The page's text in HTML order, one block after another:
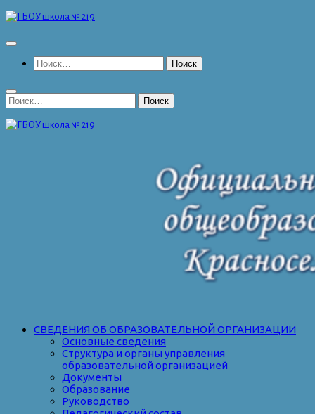
Перейти
содержимому
Найти:
Найти:
СВЕДЕНИЯ ОБ ОБРАЗОВАТЕЛЬНОЙ ОРГАНИЗАЦИИ
Основные сведения
Структура и органы управления
образовательной организацией
Документы
Образование
Руководство